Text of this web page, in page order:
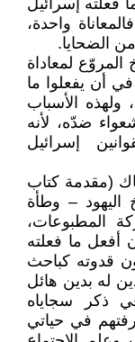
فعلته إسرائيل
واحدة،
الضحايا.
المروّع لمعاداة
في أن يفعلوا ما
ولهذه الأسباب
ضدّه، لأنه
إسرائيل
(مقدمة كتاب
اليهود – وطأة
المطبوعات،
أن أفعل ما فعلته
قدوته كباحث
له بدين هائل
ذكر سجاياه
في حياتي